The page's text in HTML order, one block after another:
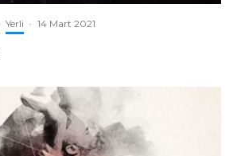
Yerli · 14 Mart 2021